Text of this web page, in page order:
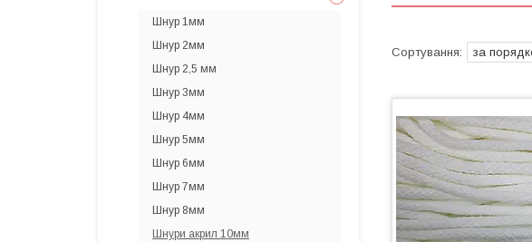
Шнур 1мм
Шнур 2мм
Шнур 2,5 мм
Шнур 3мм
Шнур 4мм
Шнур 5мм
Шнур 6мм
Шнур 7мм
Шнур 8мм
Шнури акрил 10мм